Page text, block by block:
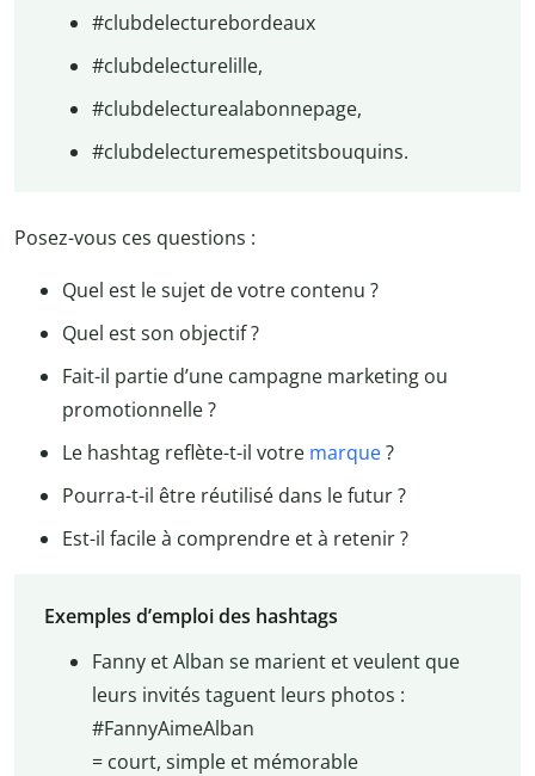
#clubdelecturebordeaux
#clubdelecturelille,
#clubdelecturealabonnepage,
#clubdelecturemespetitsbouquins.
Posez-vous ces questions :
Quel est le sujet de votre contenu ?
Quel est son objectif ?
Fait-il partie d’une campagne marketing ou
promotionnelle ?
Le hashtag reflète-t-il votre marque?
Pourra-t-il être réutilisé dans le futur ?
Est-il facile à comprendre et à retenir ?
Exemples d’emploi des hashtags
Fanny et Alban se marient et veulent que
leurs invités taguent leurs photos :
#FannyAimeAlban
= court, simple et mémorable